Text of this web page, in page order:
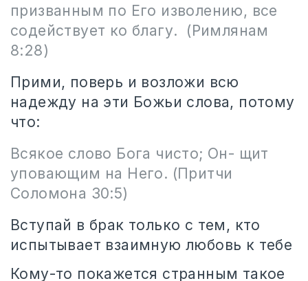
призванным по Его изволению, все
содействует ко благу.
(Римлянам
8:28)
Прими, поверь и возложи всю
надежду на эти Божьи слова, потому
что:
Всякое слово Бога чисто; Он- щит
уповающим на Него. (Притчи
Соломона 30:5)
Вступай в брак только с тем, кто
испытывает взаимную любовь к тебе
Кому-то покажется странным такое